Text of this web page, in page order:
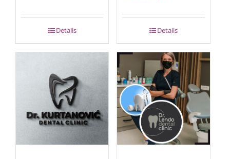
Details Details